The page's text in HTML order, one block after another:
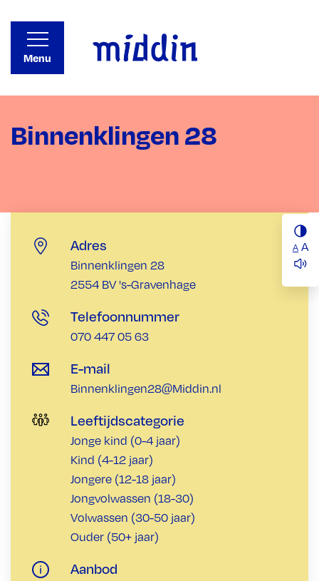
A A
Menu
Binnenklingen 28
Adres
Binnenklingen 28
2554 BV 's-Gravenhage
Telefoonnummer
070 447 05 63
E-mail
Binnenklingen28@Middin.nl
Leeftijdscategorie
Jonge kind (0-4 jaar)
Kind (4-12 jaar)
Jongere (12-18 jaar)
Jongvolwassen (18-30)
Volwassen (30-50 jaar)
Ouder (50+ jaar)
Aanbod